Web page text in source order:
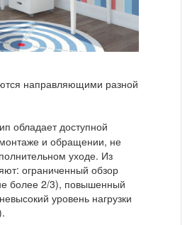
направляющими разной
обладает доступной
и обращении, не
уходе. Из
ограниченный обзор
более 2/3), повышенный
уровень нагрузки